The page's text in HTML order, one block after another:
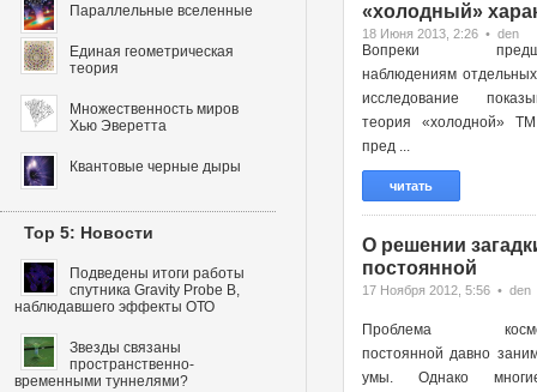
«холодный»
18 Июня 2013, 2:26 • den
Вопреки
наблюдениям
исследование
теория «холодной»
пред ...
читать
О решении
постоянной
17 Ноября 2012, 5:56 • den
Проблема
постоянной давно
умы. Однако
Параллельные вселенные
Единая геометрическая
теория
Множественность миров
Хью Эверетта
Квантовые черные дыры
Top 5: Новости
Подведены итоги работы
спутника Gravity Probe B,
наблюдавшего эффекты ОТО
Звезды связаны
пространственно-
временными туннелями?